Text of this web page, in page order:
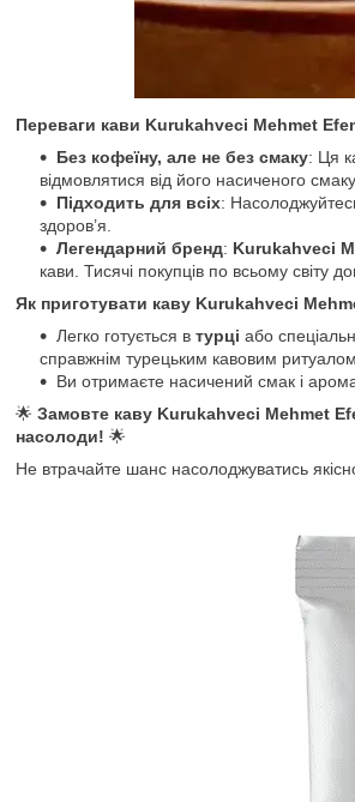
Переваги кави Kurukahveci Mehmet
Без кофеїну, але не без смаку: Ця
відмовлятися від його насиченого
Підходить для всіх:
здоров’я.
Легендарний бренд: Kurukahveci
кави. Тисячі покупців по всьому світу
Як приготувати каву Kurukahveci
Легко готується в турці або
справжнім турецьким кавовим
Ви отримаєте насичений смак і
🌟 Замовте каву Kurukahveci Mehmet
насолоди! 🌟
Не втрачайте шанс насолоджуватись